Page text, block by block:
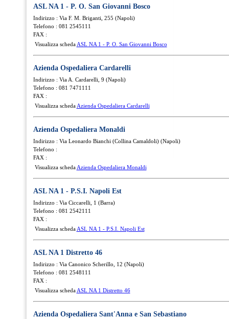
ASL NA 1 - P. O. San Giovanni Bosco
Indirizzo : Via F. M. Briganti, 255 (Napoli)
Telefono : 081 2545111
FAX :
Visualizza scheda ASL NA 1 - P. O. San Giovanni Bosco
Azienda Ospedaliera Cardarelli
Indirizzo : Via A. Cardarelli, 9 (Napoli)
Telefono : 081 7471111
FAX :
Visualizza scheda Azienda Ospedaliera Cardarelli
Azienda Ospedaliera Monaldi
Indirizzo : Via Leonardo Bianchi (Collina Camaldoli) (Napoli)
Telefono :
FAX :
Visualizza scheda Azienda Ospedaliera Monaldi
ASL NA 1 - P.S.I. Napoli Est
Indirizzo : Via Ciccarelli, 1 (Barra)
Telefono : 081 2542111
FAX :
Visualizza scheda ASL NA 1 - P.S.I. Napoli Est
ASL NA 1 Distretto 46
Indirizzo : Via Canonico Scherillo, 12 (Napoli)
Telefono : 081 2548111
FAX :
Visualizza scheda ASL NA 1 Distretto 46
Azienda Ospedaliera Sant'Anna e San Sebastiano